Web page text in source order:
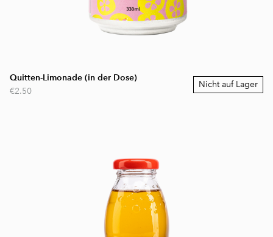
Quitten-Limonade (in der Dose)
€2.50
Nicht auf Lager